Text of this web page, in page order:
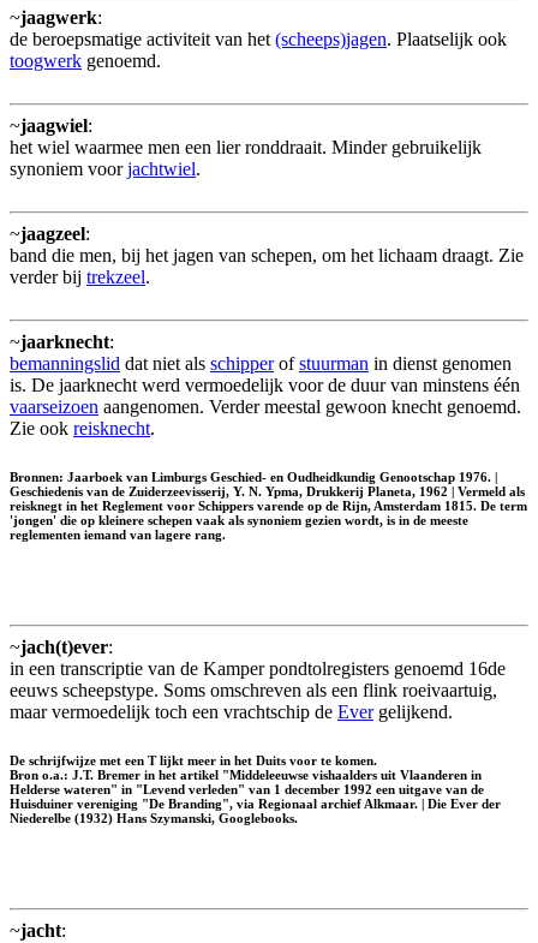
~jaagwerk:
de beroepsmatige activiteit van het (scheeps)jagen. Plaatselijk ook
toogwerk genoemd.
~jaagwiel:
het wiel waarmee men een lier ronddraait. Minder gebruikelijk
synoniem voorjachtwiel.
~jaagzeel:
band die men, bij het jagen van schepen, om het lichaam draagt. Zie
verder bij trekzeel.
~jaarknecht:
bemanningslid dat niet als schipperofstuurman in dienst genomen
is. De jaarknecht werd vermoedelijk voor de duur van minstens één
vaarseizoen aangenomen. Verder meestal gewoon knecht genoemd.
Zie ook reisknecht.
Bronnen: Jaarboek van Limburgs Geschied- en Oudheidkundig Genootschap 1976. |
Geschiedenis van de Zuiderzeevisserij, Y. N. Ypma, Drukkerij Planeta, 1962 | Vermeld als
reisknegt in het Reglement voor Schippers varende op de Rijn, Amsterdam 1815. De term
'jongen' die op kleinere schepen vaak als synoniem gezien wordt, is in de meeste
reglementen iemand van lagere rang.
~jach(t)ever:
in een transcriptie van de Kamper pondtolregisters genoemd 16de
eeuws scheepstype. Soms omschreven als een flink roeivaartuig,
maar vermoedelijk toch een vrachtschip de Evergelijkend.
De schrijfwijze met een T lijkt meer in het Duits voor te komen.
Bron o.a.: J.T. Bremer in het artikel "Middeleeuwse vishaalders uit Vlaanderen in
Helderse wateren" in "Levend verleden" van 1 december 1992 een uitgave van de
Huisduiner vereniging "De Branding", via Regionaal archief Alkmaar. | Die Ever der
Niederelbe (1932) Hans Szymanski, Googlebooks.
~jacht: